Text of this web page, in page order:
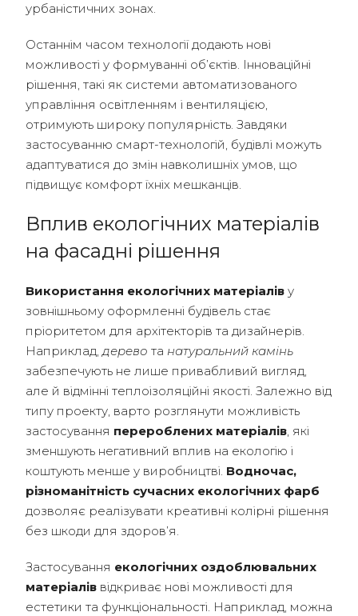
урбаністичних зонах.
Останнім часом технології додають нові
можливості у формуванні об’єктів. Інноваційні
рішення, такі як системи автоматизованого
управління освітленням і вентиляцією,
отримують широку популярність. Завдяки
застосуванню смарт-технологій, будівлі можуть
адаптуватися до змін навколишніх умов, що
підвищує комфорт їхніх мешканців.
Вплив екологічних матеріалів
на фасадні рішення
Використання екологічних матеріалів у
зовнішньому оформленні будівель стає
пріоритетом для архітекторів та дизайнерів.
Наприклад,дерево та натуральний камінь
забезпечують не лише привабливий вигляд,
але й відмінні теплоізоляційні якості. Залежно від
типу проекту, варто розглянути можливість
застосування перероблених матеріалів, які
зменшують негативний вплив на екологію і
коштують менше у виробництві. Водночас,
різноманітність сучасних екологічних фарб
дозволяє реалізувати креативні колірні рішення
без шкоди для здоров’я.
Застосування екологічних оздоблювальних
матеріалів відкриває нові можливості для
естетики та функціональності. Наприклад, можна